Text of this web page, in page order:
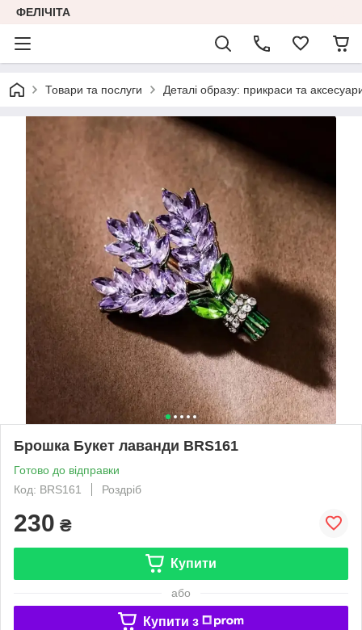
ФЕЛІЧІТА
Товари та послуги Деталі образу: прикраси та
Брошка Букет лаванди BRS161
Готово до відправки
Код: BRS161
Роздріб
230 ₴
Купити
або
Купити з